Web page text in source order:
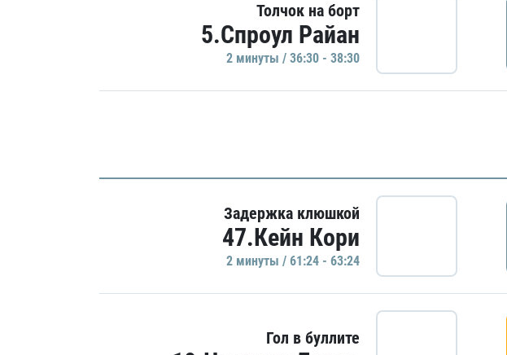
Толчок на борт
5.Спроул Райан
2 минуты / 36:30 - 38:30
Задержка клюшкой
47.Кейн Кори
2 минуты / 61:24 - 63:24
Гол в буллите